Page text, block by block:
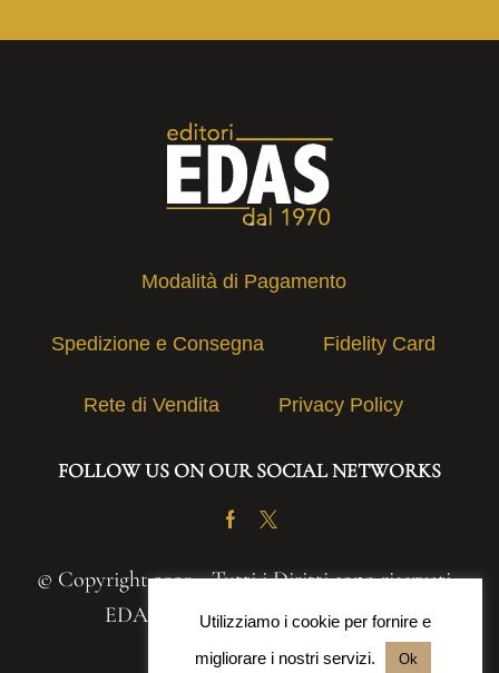
Modalità di Pagamento
Spedizione e Consegna Fidelity Card
Rete di Vendita Privacy Policy
FOLLOW US ON OUR SOCIAL NETWORKS
Facebook
Twitter
© Copyright 2020 - Tutti i Diritti sono riservati -
EDAS S.A.S. | P.IVA 03131030839
Utilizziamo i cookie per fornire e
migliorare i nostri servizi.
Ok